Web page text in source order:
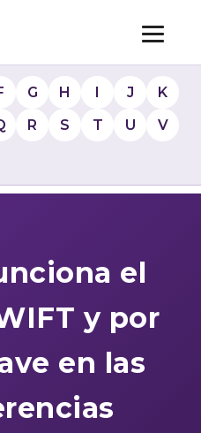
G H I J
K
R S T U
V
el
y por
en las